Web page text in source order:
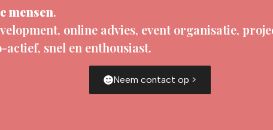
mensen.
online advies, event organisatie,
snel en enthousiast.
Neem contact op >